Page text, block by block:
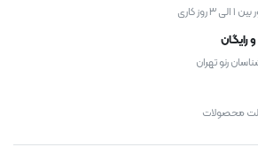
کاری
رنو تهران
محصولات